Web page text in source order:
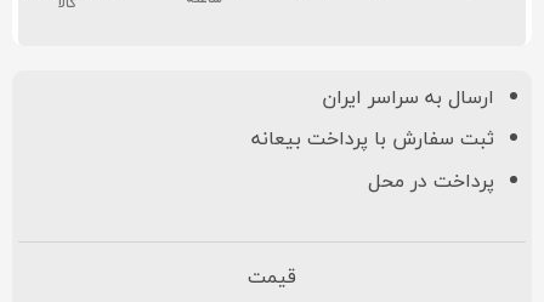
ارسال به سراسر ایران
ثبت سفارش با پرداخت بیعانه
پرداخت در محل
قیمت